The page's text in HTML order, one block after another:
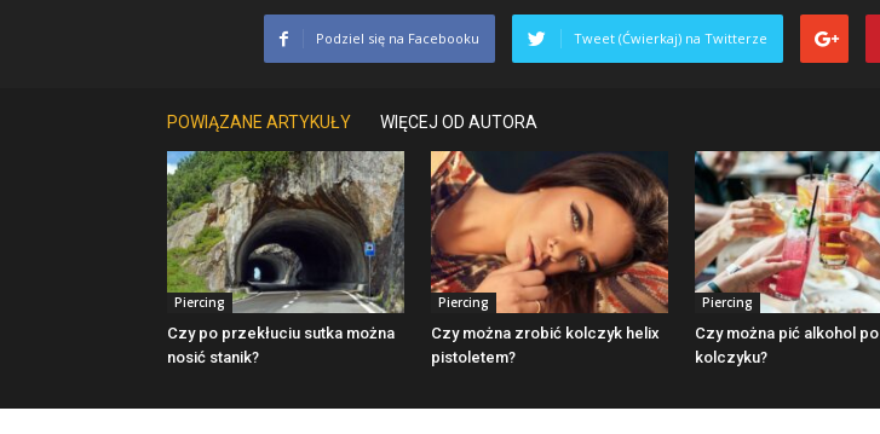
Podziel się na Facebooku Tweet (Ćwierkaj) na Twitterze
POWIĄZANE ARTYKUŁY WIĘCEJ OD AUTORA
Piercing
Czy po przekłuciu sutka można
nosić stanik?
Piercing
Czy można zrobić kolczyk helix
pistoletem?
Piercing
Czy można pić alkohol po
kolczyku?